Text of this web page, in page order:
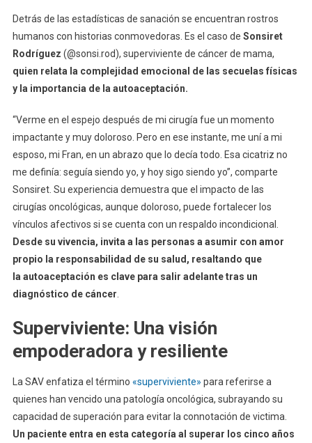
Detrás de las estadísticas de sanación se encuentran rostros
humanos con historias conmovedoras. Es el caso de Sonsiret
Rodríguez (@sonsi.rod), superviviente de cáncer de mama,
quien relata la complejidad emocional de las secuelas físicas
y la importancia de la autoaceptación.
“Verme en el espejo después de mi cirugía fue un momento
impactante y muy doloroso. Pero en ese instante, me uní a mi
esposo, mi Fran, en un abrazo que lo decía todo. Esa cicatriz no
me definía: seguía siendo yo, y hoy sigo siendo yo”, comparte
Sonsiret. Su experiencia demuestra que el impacto de las
cirugías oncológicas, aunque doloroso, puede fortalecer los
vínculos afectivos si se cuenta con un respaldo incondicional.
Desde su vivencia, invita a las personas a asumir con amor
propio la responsabilidad de su salud, resaltando que
la autoaceptación es clave para salir adelante tras un
diagnóstico de cáncer
Superviviente: Una visión
empoderadora y resiliente
La SAV enfatiza el término «superviviente» para referirse a
quienes han vencido una patología oncológica, subrayando su
capacidad de superación para evitar la connotación de victima.
Un paciente entra en esta categoría al superar los cinco años